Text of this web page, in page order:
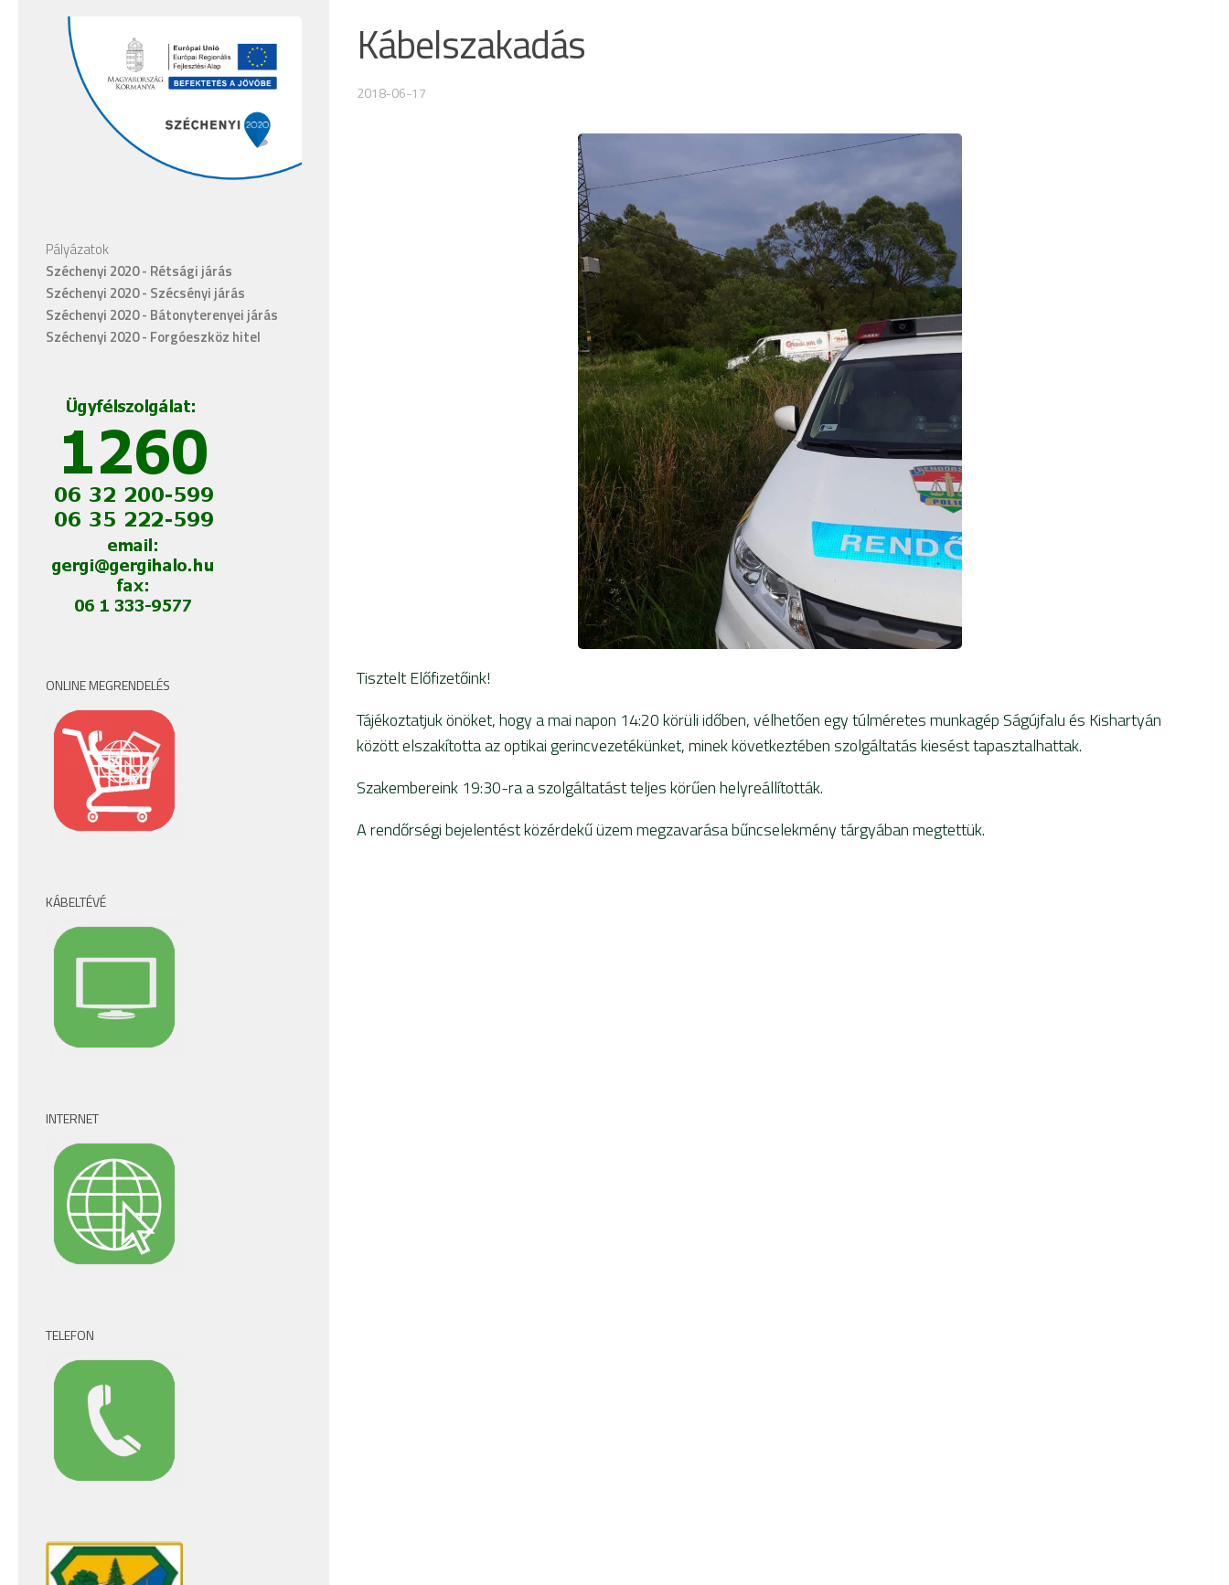
Kábelszakadás
2018-06-17
Tisztelt Előfizetőink!
Tájékoztatjuk önöket, hogy a mai napon 14:20 körüli időben, vélhetően egy túlméretes munkagép Ságújfalu és Kishartyán
között elszakította az optikai gerincvezetékünket, minek következtében szolgáltatás kiesést tapasztalhattak.
Szakembereink 19:30-ra a szolgáltatást teljes körűen helyreállították.
A rendőrségi bejelentést közérdekű üzem megzavarása bűncselekmény tárgyában megtettük.
Pályázatok
Széchenyi 2020 - Rétsági járás
Széchenyi 2020 - Szécsényi járás
Széchenyi 2020 - Bátonyterenyei járás
Széchenyi 2020 - Forgóeszköz hitel
ONLINE MEGRENDELÉS
KÁBELTÉVÉ
INTERNET
TELEFON